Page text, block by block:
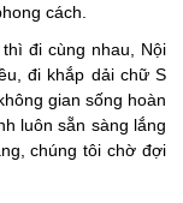
cách.
đi cùng nhau, Nội
đi khắp dải chữ S
gian sống hoàn
luôn sẵn sàng lắng
chúng tôi chờ đợi